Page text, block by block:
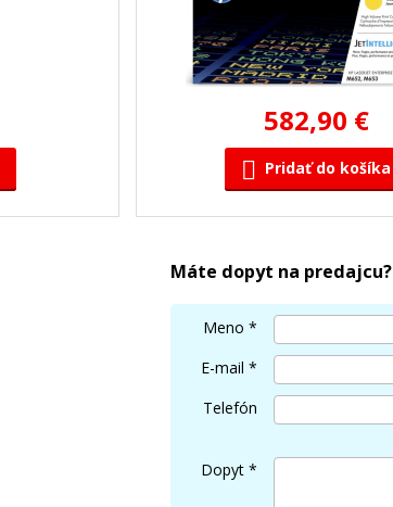
582,90 €
Pridať do košíka
Máte dopyt na predajcu?
Meno *
E-mail *
Telefón
Dopyt *